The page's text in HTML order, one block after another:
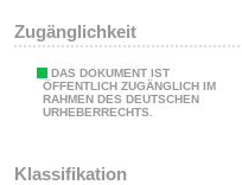
Zugänglichkeit
DAS DOKUMENT IST
ÖFFENTLICH ZUGÄNGLICH IM
RAHMEN DES DEUTSCHEN
URHEBERRECHTS.
Klassifikation